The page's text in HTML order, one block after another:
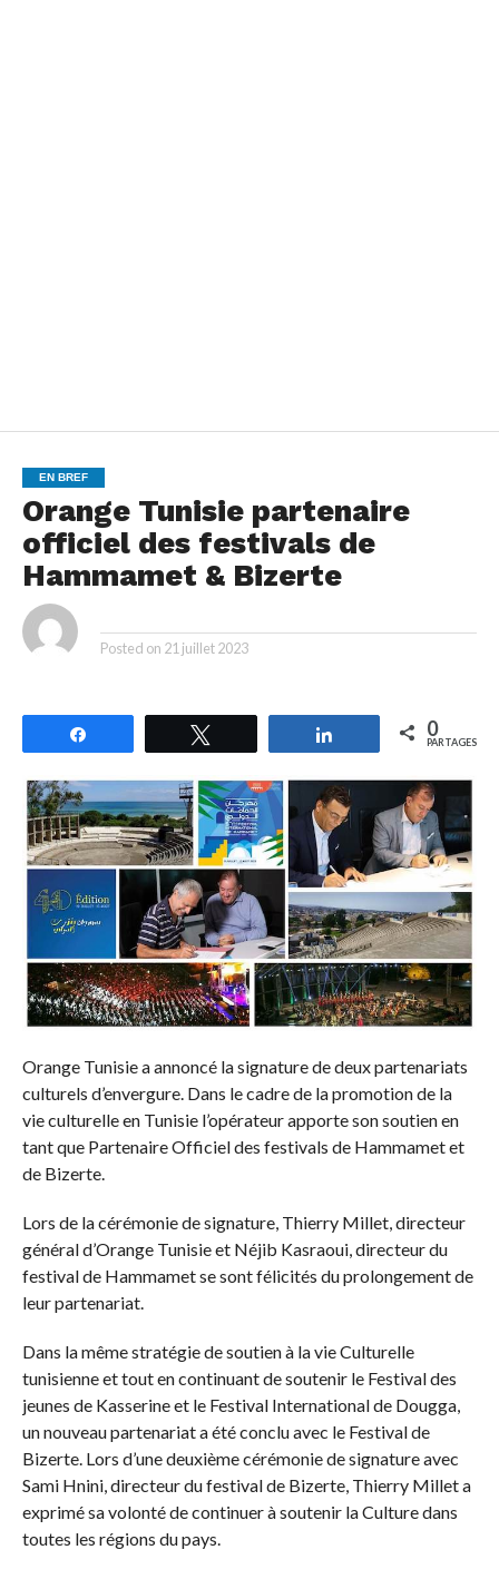
EN BREF
Orange Tunisie partenaire
officiel des festivals de
Hammamet & Bizerte
Posted on 21 juillet 2023
Partagez 0
PARTAGES
Orange Tunisie a annoncé la signature de deux partenariats
culturels d’envergure. Dans le cadre de la promotion de la
vie culturelle en Tunisie l’opérateur apporte son soutien en
tant que Partenaire Officiel des festivals de Hammamet et
de Bizerte.
Lors de la cérémonie de signature, Thierry Millet, directeur
général d’Orange Tunisie et Néjib Kasraoui, directeur du
festival de Hammamet se sont félicités du prolongement de
leur partenariat.
Dans la même stratégie de soutien à la vie Culturelle
tunisienne et tout en continuant de soutenir le Festival des
jeunes de Kasserine et le Festival International de Dougga,
un nouveau partenariat a été conclu avec le Festival de
Bizerte. Lors d’une deuxième cérémonie de signature avec
Sami Hnini, directeur du festival de Bizerte, Thierry Millet a
exprimé sa volonté de continuer à soutenir la Culture dans
toutes les régions du pays.